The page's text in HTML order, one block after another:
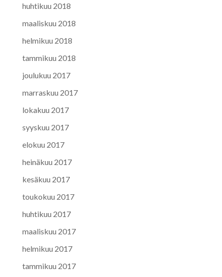
huhtikuu 2018
maaliskuu 2018
helmikuu 2018
tammikuu 2018
joulukuu 2017
marraskuu 2017
lokakuu 2017
syyskuu 2017
elokuu 2017
heinäkuu 2017
kesäkuu 2017
toukokuu 2017
huhtikuu 2017
maaliskuu 2017
helmikuu 2017
tammikuu 2017